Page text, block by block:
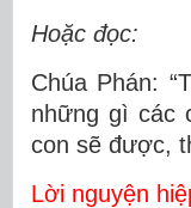
Hoặc đọc:
Chúa Phán:
những gì các
con sẽ được,
Lời nguyện